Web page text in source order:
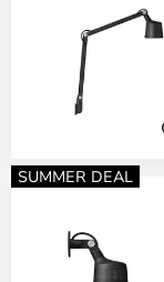
SUMMER DEAL